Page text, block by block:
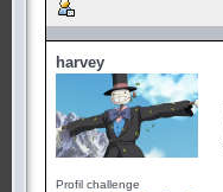
harvey
Profil challenge